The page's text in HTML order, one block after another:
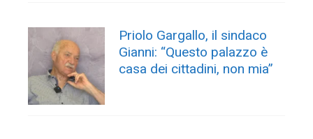
Priolo Gargallo, il sindaco
Gianni: “Questo palazzo è
casa dei cittadini, non mia”